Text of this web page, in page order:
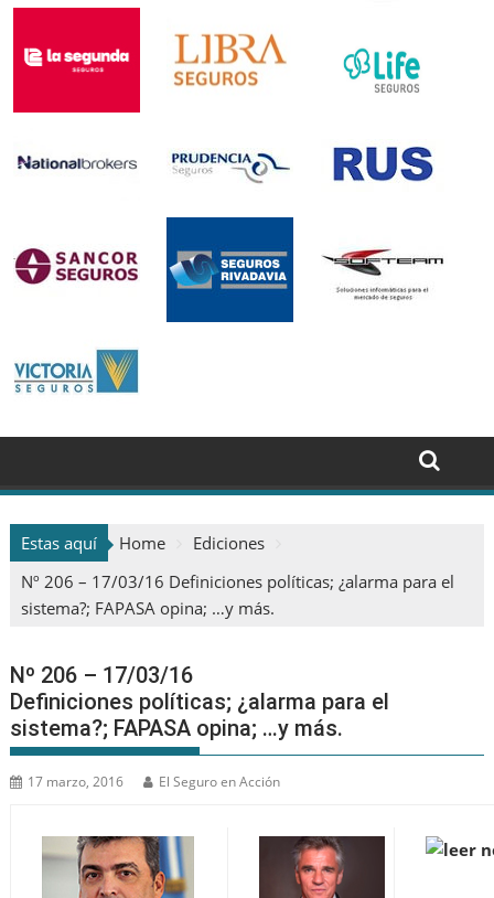
Estas aquí Home
Ediciones
Nº 206 – 17/03/16 Definiciones políticas; ¿alarma para el
sistema?; FAPASA opina; …y más.
Nº 206 – 17/03/16
Definiciones políticas; ¿alarma para el
sistema?; FAPASA opina; …y más.
17 marzo, 2016 El Seguro en Acción